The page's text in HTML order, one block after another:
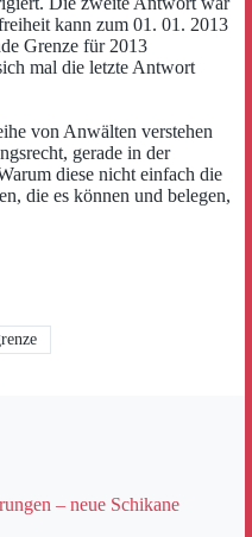
kann zum 01. 01. 2013
Grenze für 2013
mal die letzte Antwort
von Anwälten verstehen
gerade in der
diese nicht einfach die
die es können und belegen,
– neue Schikane